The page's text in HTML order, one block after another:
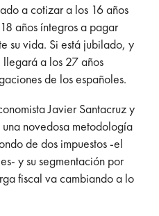
a cotizar a los 16 años
años íntegros a pagar
su vida. Si está jubilado, y
a los 27 años
de los españoles.
Javier Santacruz y
novedosa metodología
de dos impuestos -el
y su segmentación por
fiscal va cambiando a lo